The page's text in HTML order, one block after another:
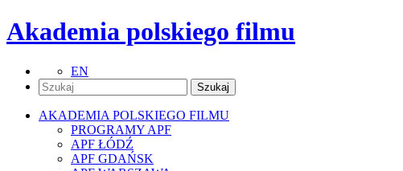
Akademia polskiego filmu
EN
AKADEMIA POLSKIEGO FILMU
PROGRAMY APF
APF ŁÓDŹ
APF GDAŃSK